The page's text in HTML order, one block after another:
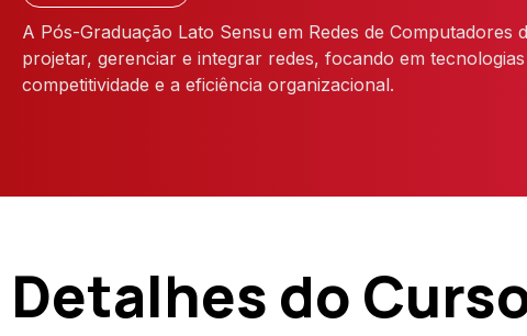
A Pós-Graduação Lato Sensu em Redes de
projetar, gerenciar e integrar redes, focando em
competitividade e a eficiência organizacional.
Detalhes do